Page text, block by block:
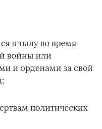
в тылу во время
войны или
и орденами за свой
политических